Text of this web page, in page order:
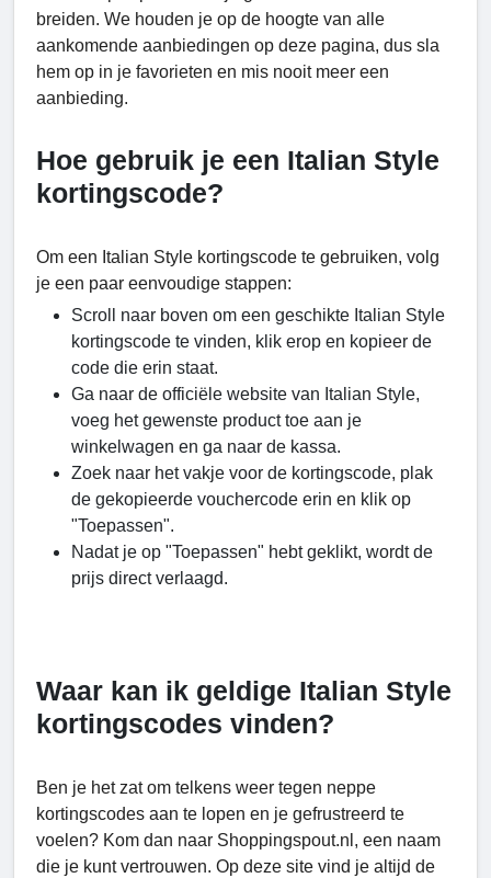
breiden. We houden je op de hoogte van alle
aankomende aanbiedingen op deze pagina, dus sla
hem op in je favorieten en mis nooit meer een
aanbieding.
Hoe gebruik je een Italian Style
kortingscode?
Om een Italian Style kortingscode te gebruiken, volg
je een paar eenvoudige stappen:
Scroll naar boven om een geschikte Italian Style
kortingscode te vinden, klik erop en kopieer de
code die erin staat.
Ga naar de officiële website van Italian Style,
voeg het gewenste product toe aan je
winkelwagen en ga naar de kassa.
Zoek naar het vakje voor de kortingscode, plak
de gekopieerde vouchercode erin en klik op
"Toepassen".
Nadat je op "Toepassen" hebt geklikt, wordt de
prijs direct verlaagd.
Waar kan ik geldige Italian Style
kortingscodes vinden?
Ben je het zat om telkens weer tegen neppe
kortingscodes aan te lopen en je gefrustreerd te
voelen? Kom dan naar Shoppingspout.nl, een naam
die je kunt vertrouwen. Op deze site vind je altijd de